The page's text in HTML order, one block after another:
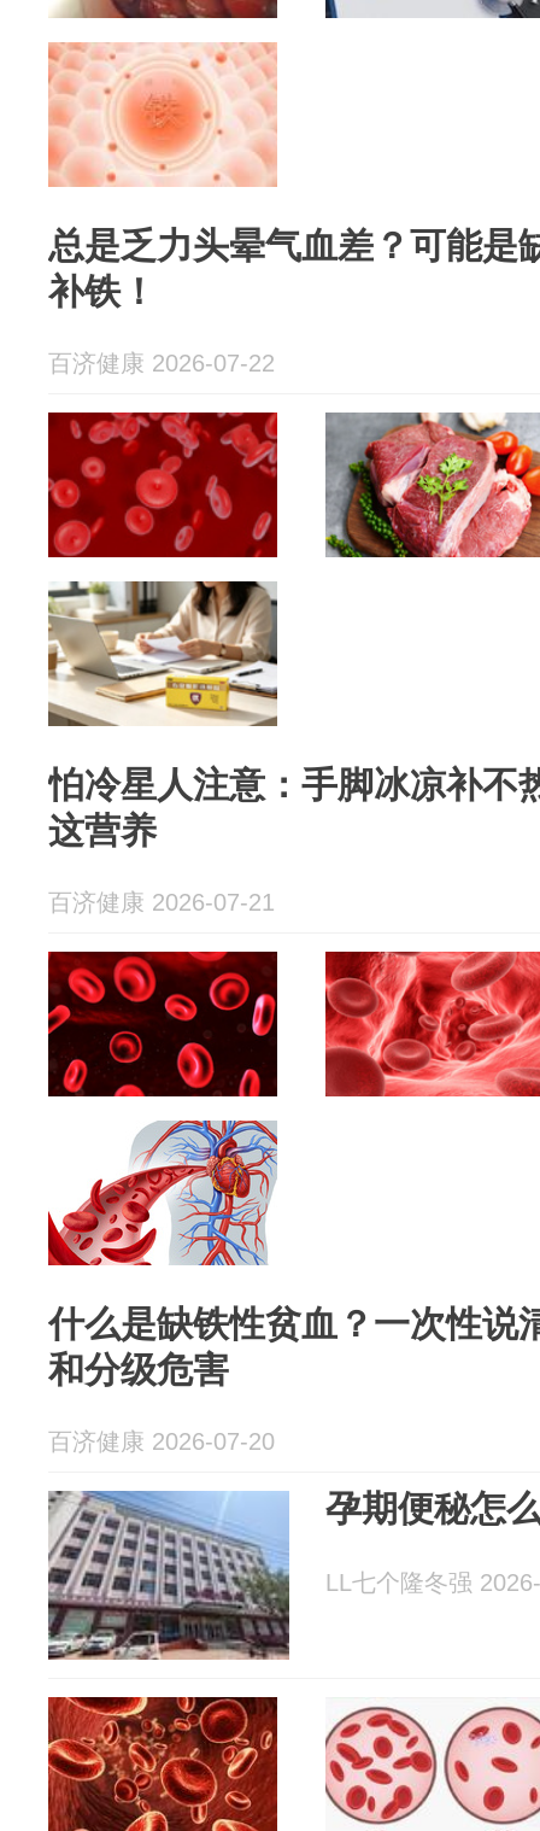
总是乏力头晕气血差？可能是
补铁！
百济健康 2026-07-22
怕冷星人注意：手脚冰凉补不
这营养
百济健康 2026-07-21
什么是缺铁性贫血？一次性说
和分级危害
百济健康 2026-07-20
孕期便秘怎
LL七个隆冬强